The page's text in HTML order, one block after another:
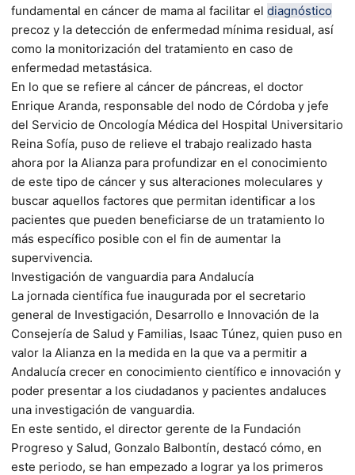
fundamental en cáncer de mama al facilitar el diagnóstico
precoz y la detección de enfermedad mínima residual, así
como la monitorización del tratamiento en caso de
enfermedad metastásica.
En lo que se refiere al cáncer de páncreas, el doctor
Enrique Aranda, responsable del nodo de Córdoba y jefe
del Servicio de Oncología Médica del Hospital Universitario
Reina Sofía, puso de relieve el trabajo realizado hasta
ahora por la Alianza para profundizar en el conocimiento
de este tipo de cáncer y sus alteraciones moleculares y
buscar aquellos factores que permitan identificar a los
pacientes que pueden beneficiarse de un tratamiento lo
más específico posible con el fin de aumentar la
supervivencia.
Investigación de vanguardia para Andalucía
La jornada científica fue inaugurada por el secretario
general de Investigación, Desarrollo e Innovación de la
Consejería de Salud y Familias, Isaac Túnez, quien puso en
valor la Alianza en la medida en la que va a permitir a
Andalucía crecer en conocimiento científico e innovación y
poder presentar a los ciudadanos y pacientes andaluces
una investigación de vanguardia.
En este sentido, el director gerente de la Fundación
Progreso y Salud, Gonzalo Balbontín, destacó cómo, en
este periodo, se han empezado a lograr ya los primeros